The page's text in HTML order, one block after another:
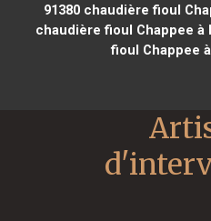
91380chaudière fioul
chaudière fioul Chappee à
fioul Chappee